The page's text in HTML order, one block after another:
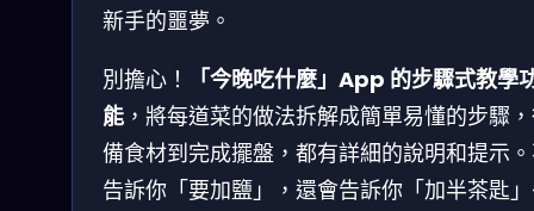
新手的噩夢。
別擔心！
「今晚吃什麼」App 的步驟式教學
能 ，將每道菜的做法拆解成簡單易懂的步驟
備食材到完成擺盤，都有詳細的說明和提示
告訴你「要加鹽」，還會告訴你「加半茶匙